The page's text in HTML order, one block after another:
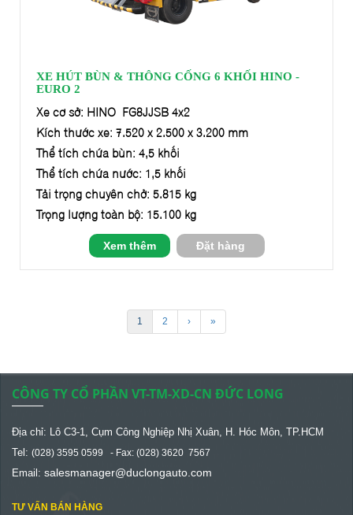
XE HÚT BÙN & THÔNG CỐNG 6 KHỐI HINO -
EURO 2
Xe cơ sở: HINO FG8JJSB 4x2
Kích thước xe: 7.520 x 2.500 x 3.200 mm
Thể tích chứa bùn: 4,5 khối
Thể tích chứa nước: 1,5 khối
Tải trọng chuyên chở: 5.815 kg
Trọng lượng toàn bộ: 15.100 kg
Xem thêm Đặt hàng
1 2 › »
CÔNG TY CỔ PHẦN VT-TM-XD-CN ĐỨC LONG
Địa chỉ: Lô C3-1, Cụm Công Nghiệp Nhị Xuân, H. Hóc Môn, TP.HCM
Tel: (028) 3595 0599 - Fax: (028) 3620 7567
Email: salesmanager@duclongauto.com
TƯ VẤN BÁN HÀNG